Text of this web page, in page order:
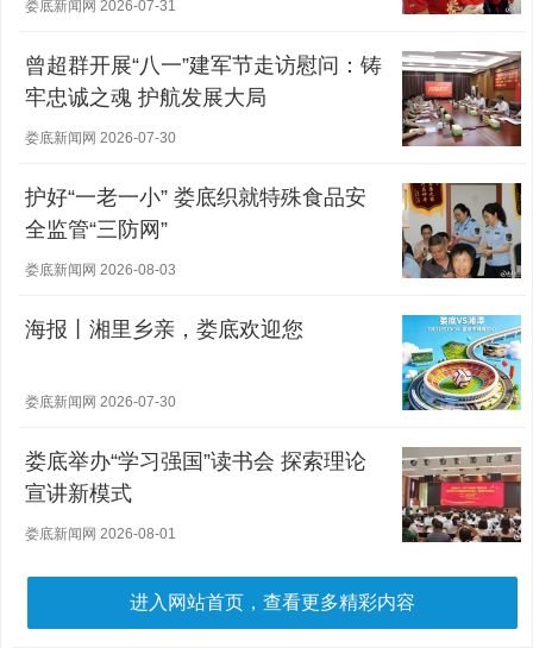
娄底新闻网 2026-07-31
曾超群开展“八一”建军节走访慰问：铸
牢忠诚之魂 护航发展大局
娄底新闻网 2026-07-30
护好“一老一小” 娄底织就特殊食品安
全监管“三防网”
娄底新闻网 2026-08-03
海报丨湘里乡亲，娄底欢迎您
娄底新闻网 2026-07-30
娄底举办“学习强国”读书会 探索理论
宣讲新模式
娄底新闻网 2026-08-01
进入网站首页，查看更多精彩内容